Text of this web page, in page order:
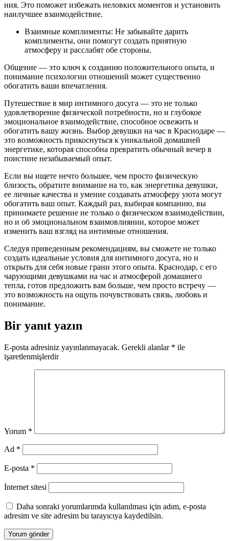
ния. Это поможет избежать неловких моментов и установить
наилучшее взаимодействие.
Взаимные комплименты: Не забывайте дарить
комплименты, они помогут создать приятную
атмосферу и расслабят обе стороны.
Общение — это ключ к созданию положительного опыта, и
понимание психологии отношений может существенно
обогатить ваши впечатления.
Путешествие в мир интимного досуга — это не только
удовлетворение физической потребности, но и глубокое
эмоциональное взаимодействие, способное освежить и
обогатить вашу жизнь. Выбор девушки на час в Краснодаре —
это возможность прикоснуться к уникальной домашней
энергетике, которая способна превратить обычный вечер в
поистине незабываемый опыт.
Если вы ищете нечто большее, чем просто физическую
близость, обратите внимание на то, как энергетика девушки,
ее личные качества и умение создавать атмосферу уюта могут
обогатить ваш опыт. Каждый раз, выбирая компанию, вы
принимаете решение не только о физическом взаимодействии,
но и об эмоциональном взаимовлиянии, которое может
изменить ваш взгляд на интимные отношения.
Следуя приведенным рекомендациям, вы сможете не только
создать идеальные условия для интимного досуга, но и
открыть для себя новые грани этого опыта. Краснодар, с его
чарующими девушками на час и атмосферой домашнего
тепла, готов предложить вам больше, чем просто встречу —
это возможность на ощупь почувствовать связь, любовь и
понимание.
Bir yanıt yazın
E-posta adresiniz yayınlanmayacak. Gerekli alanlar * ile
işaretlenmişlerdir
Yorum *
Ad *
E-posta *
İnternet sitesi
Daha sonraki yorumlarımda kullanılması için adım, e-posta
adresim ve site adresim bu tarayıcıya kaydedilsin.